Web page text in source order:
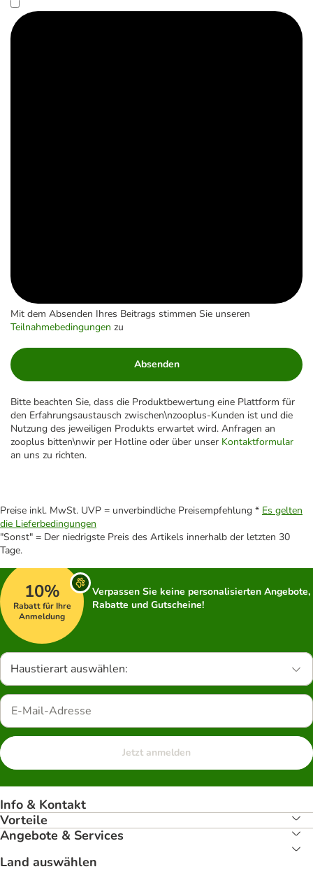
Mit dem Absenden Ihres Beitrags stimmen Sie unseren
Teilnahmebedingungen zu
Absenden
Bitte beachten Sie, dass die Produktbewertung eine Plattform für
den Erfahrungsaustausch zwischen\nzooplus-Kunden ist und die
Nutzung des jeweiligen Produkts erwartet wird. Anfragen an
zooplus bitten\nwir per Hotline oder über unser Kontaktformular
an uns zu richten.
Preise inkl. MwSt. UVP = unverbindliche Preisempfehlung * Es gelten
die Lieferbedingungen
"Sonst" = Der niedrigste Preis des Artikels innerhalb der letzten 30
Tage.
10%
Rabatt für Ihre
Anmeldung
Verpassen Sie keine personalisierten Angebote,
Rabatte und Gutscheine!
Haustierart auswählen:
Jetzt anmelden
Info & Kontakt
Vorteile
Angebote & Services
Land auswählen